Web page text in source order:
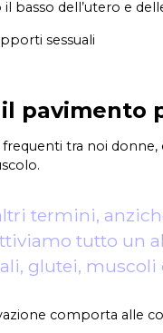
il basso dell’utero e
sessuali
pavimento
frequenti tra noi
termini,
tutto un
glutei,
comporta alle